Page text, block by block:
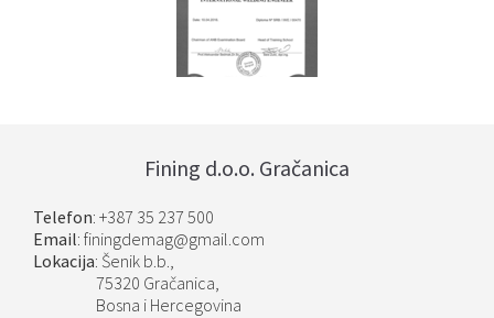
Fining d.o.o. Gračanica
Telefon: +387 35 237 500
Email: finingdemag@gmail.com
Lokacija: Šenik b.b.,
75320 Gračanica,
Bosna i Hercegovina